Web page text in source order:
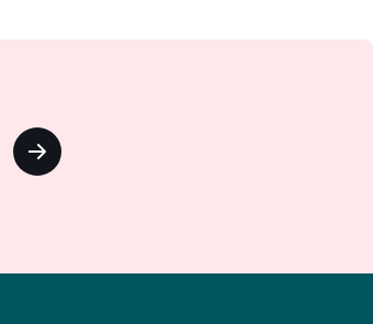
OK